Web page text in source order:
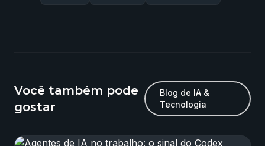
Você também pode
gostar
Blog de IA &
Tecnologia